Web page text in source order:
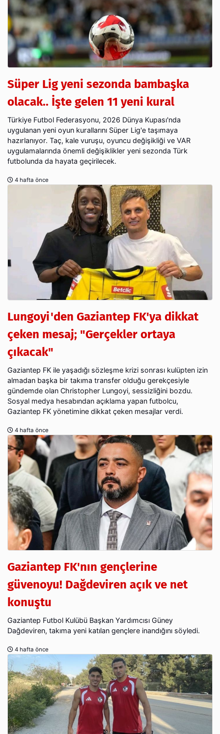
Süper Lig yeni sezonda bambaşka
olacak.. İşte gelen 11 yeni kural
Türkiye Futbol Federasyonu, 2026 Dünya Kupası'nda
uygulanan yeni oyun kurallarını Süper Lig'e taşımaya
hazırlanıyor. Taç, kale vuruşu, oyuncu değişikliği ve VAR
uygulamalarında önemli değişiklikler yeni sezonda Türk
futbolunda da hayata geçirilecek.
4 hafta önce
Lungoyi'den Gaziantep FK'ya dikkat
çeken mesaj; "Gerçekler ortaya
çıkacak"
Gaziantep FK ile yaşadığı sözleşme krizi sonrası kulüpten izin
almadan başka bir takıma transfer olduğu gerekçesiyle
gündemde olan Christopher Lungoyi, sessizliğini bozdu.
Sosyal medya hesabından açıklama yapan futbolcu,
Gaziantep FK yönetimine dikkat çeken mesajlar verdi.
4 hafta önce
Gaziantep FK'nın gençlerine
güvenoyu! Dağdeviren açık ve net
konuştu
Gaziantep Futbol Kulübü Başkan Yardımcısı Güney
Dağdeviren, takıma yeni katılan gençlere inandığını söyledi.
4 hafta önce